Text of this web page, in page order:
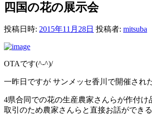
四国の花の展示会
投稿日時: 2015年11月28日 投稿者: mitsuba
OTAです(^-^)/
一昨日ですが サンメッセ香川で開催され
4県合同での花の生産農家さんらが作付
取引のため農家さんらと直接お話ができ